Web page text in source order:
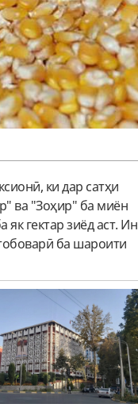
ки дар сатҳи
ва "Зоҳир" ба миён
гектар зиёд аст. Ин
ба шароити